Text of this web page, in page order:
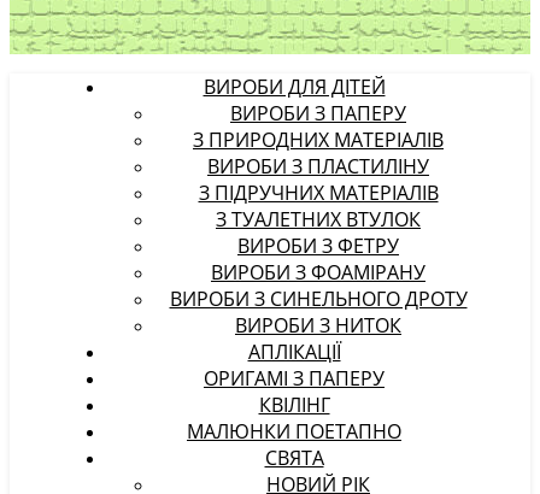
ВИРОБИ ДЛЯ ДІТЕЙ
ВИРОБИ З ПАПЕРУ
З ПРИРОДНИХ МАТЕРІАЛІВ
ВИРОБИ З ПЛАСТИЛІНУ
З ПІДРУЧНИХ МАТЕРІАЛІВ
З ТУАЛЕТНИХ ВТУЛОК
ВИРОБИ З ФЕТРУ
ВИРОБИ З ФОАМІРАНУ
ВИРОБИ З СИНЕЛЬНОГО ДРОТУ
ВИРОБИ З НИТОК
АПЛІКАЦІЇ
ОРИГАМІ З ПАПЕРУ
КВІЛІНГ
МАЛЮНКИ ПОЕТАПНО
СВЯТА
НОВИЙ РІК